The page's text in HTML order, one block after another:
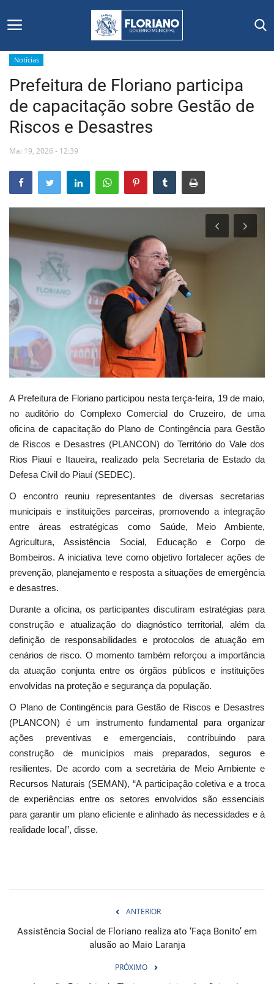
Início
Editais
Floriano
Secretarias e Órgãos
Mural de Licitações
Notícias
Webmail
Contato
Notícias
Prefeitura de Floriano participa
de capacitação sobre Gestão de
Riscos e Desastres
Mai 19, 2026 - 12:39
A Prefeitura de Floriano participou nesta terça-feira, 19 de maio,
no auditório do Complexo Comercial do Cruzeiro, de uma
oficina de capacitação do Plano de Contingência para Gestão
de Riscos e Desastres (PLANCON) do Território do Vale dos
Rios Piauí e Itaueira, realizado pela Secretaria de Estado da
Defesa Civil do Piauí (SEDEC).
O encontro reuniu representantes de diversas secretarias
municipais e instituições parceiras, promovendo a integração
entre áreas estratégicas como Saúde, Meio Ambiente,
Agricultura, Assistência Social, Educação e Corpo de
Bombeiros. A iniciativa teve como objetivo fortalecer ações de
prevenção, planejamento e resposta a situações de emergência
e desastres.
Durante a oficina, os participantes discutiram estratégias para
construção e atualização do diagnóstico territorial, além da
definição de responsabilidades e protocolos de atuação em
cenários de risco. O momento também reforçou a importância
da atuação conjunta entre os órgãos públicos e instituições
envolvidas na proteção e segurança da população.
O Plano de Contingência para Gestão de Riscos e Desastres
(PLANCON) é um instrumento fundamental para organizar
ações preventivas e emergenciais, contribuindo para
construção de municípios mais preparados, seguros e
resilientes. De acordo com a secretária de Meio Ambiente e
Recursos Naturais (SEMAN), “A participação coletiva e a troca
de experiências entre os setores envolvidos são essenciais
para garantir um plano eficiente e alinhado às necessidades e à
realidade local”, disse.
ANTERIOR
Assistência Social de Floriano realiza ato ‘Faça Bonito’ em
alusão ao Maio Laranja
PRÓXIMO